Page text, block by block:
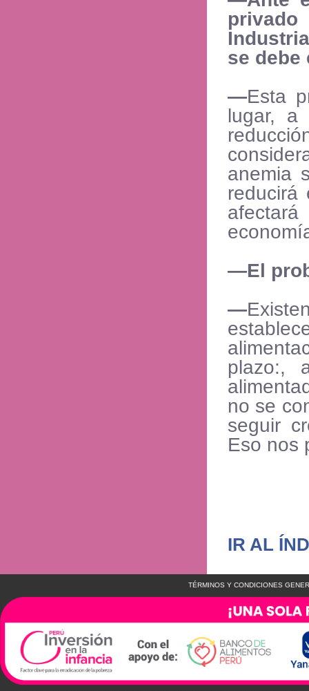
se debe
—Esta
lugar, a
anemia
reducirá
—El
—
plazo:,
no se
seguir
Eso nos
IR AL
TÉRMINOS Y CONDICIONES